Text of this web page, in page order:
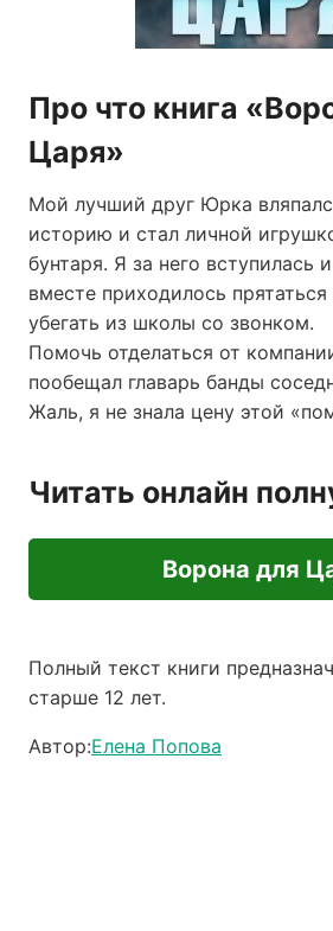
Про что книга
Царя»
Мой лучший друг Юрка
историю и стал личной
бунтаря. Я за него вступилась
вместе приходилось
убегать из школы со звонком.
Помочь отделаться от
пообещал главарь банды
Жаль, я не знала цену этой
Читать онлайн
Ворона для
Полный текст книги
старше 12 лет.
Автор:Елена Попова